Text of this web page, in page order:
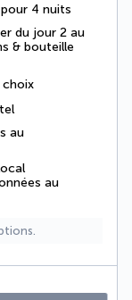
4 nuits
du jour 2 au
& bouteille
choix
au
au